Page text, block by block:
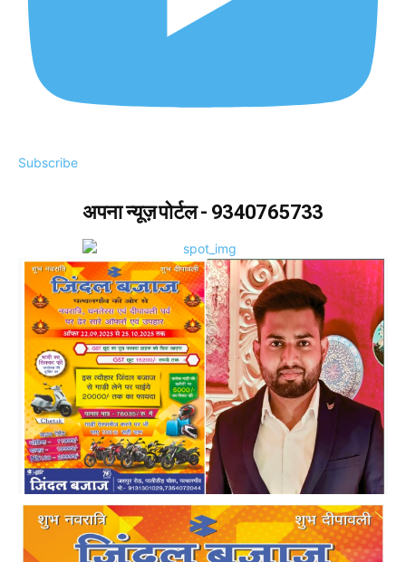
Subscribe
अपना न्यूज़ पोर्टल - 9340765733